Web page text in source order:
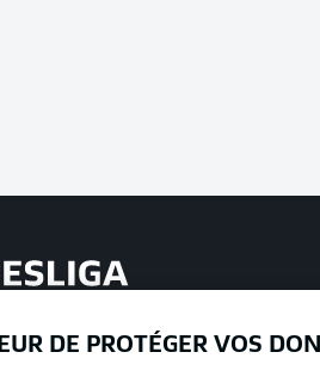
DE PROTÉGER VOS